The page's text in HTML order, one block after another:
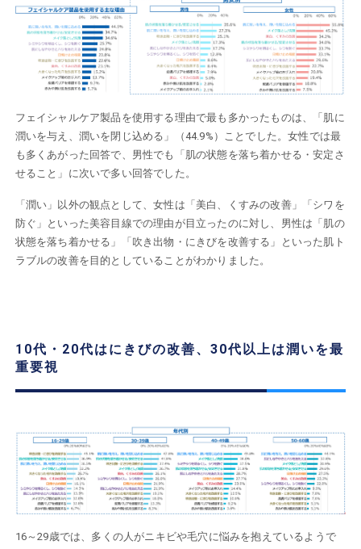
フェイシャルケア製品を使用する理由で最も多かったものは、「肌に
潤いを与え、潤いを閉じ込める」（44.9%）ことでした。女性では最
も多くあがった回答で、男性でも「肌の状態を落ち着かせる・安定さ
せること」に次いで多い回答でした。
「潤い」以外の観点として、女性は「美白、くすみの改善」「シワを
防ぐ」といった美容目線での理由が目立ったのに対し、男性は「肌の
状態を落ち着かせる」「吹き出物・にきびを改善する」といった肌ト
ラブルの改善を目的としていることがわかりました。
10代・20代はにきびの改善、30代以上は潤いを最
重要視
16～29歳では、多くの⼈がニキビや毛穴に悩みを抱えているようで